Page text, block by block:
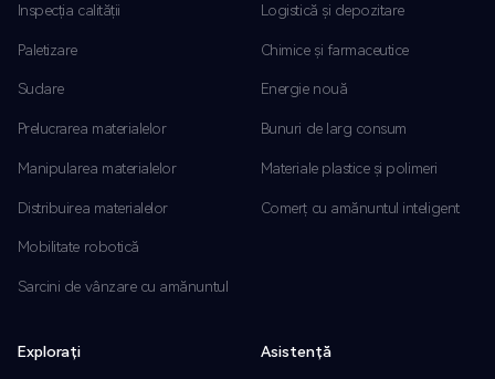
Inspecția calității
Paletizare
Sudare
Prelucrarea materialelor
Manipularea materialelor
Distribuirea materialelor
Mobilitate robotică
Sarcini de vânzare cu amănuntul
Logistică și depozitare
Chimice și farmaceutice
Energie nouă
Bunuri de larg consum
Materiale plastice și polimeri
Comerț cu amănuntul inteligent
Explorați Asistență